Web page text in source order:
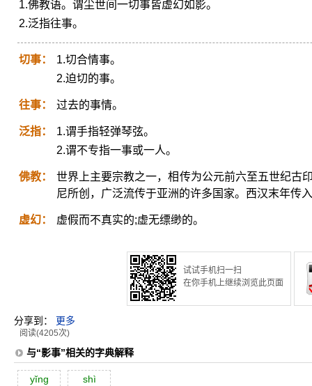
1.佛教语。谓尘世间一切事皆虚幻如影。
2.泛指往事。
切事：
1.切合情事。
2.迫切的事。
往事： 过去的事情。
泛指：
1.谓手指轻弹琴弦。
2.谓不专指一事或一人。
佛教：
世界上主要宗教之一，相传为公元前六至五世纪古
尼所创，广泛流传于亚洲的许多国家。西汉末年传
虚幻： 虚假而不真实的;虚无缥缈的。
试试手机扫一扫
在你手机上继续浏览此页面
分享到： 更多
阅读(4205次)
与“影事”相关的字典解释
yĭng shì